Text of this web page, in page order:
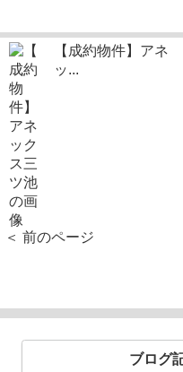
【成約物件】アネ
ッ...
＜ 前のページ
ブログ